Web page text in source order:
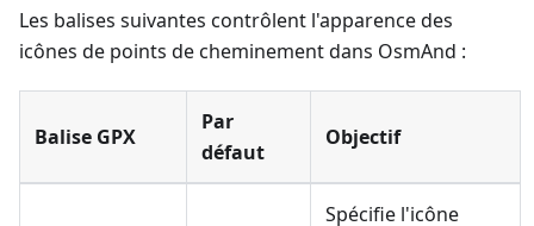
Les balises suivantes contrôlent l'apparence des
icônes de points de cheminement dans OsmAnd :
Balise GPX
Par
défaut
Objectif
Spécifie l'icône